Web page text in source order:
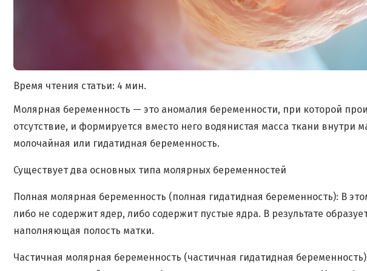
Время чтения статьи: 4 мин.
Молярная беременность — это аномалия беременности, при которой
отсутствие, и формируется вместо него водянистая масса ткани внутри
молочайная или гидатидная беременность.
Существует два основных типа молярных беременностей
Полная молярная беременность (полная гидатидная беременность): В
либо не содержит ядер, либо содержит пустые ядра. В результате
наполняющая полость матки.
Частичная молярная беременность (частичная гидатидная